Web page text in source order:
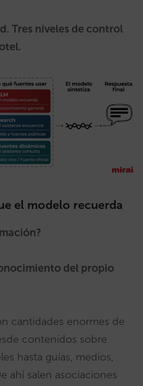
Tres niveles de control
el modelo recuerda
del propio
cantidades enormes de
contenidos sobre
hasta guías, medios,
ahí salen asociaciones